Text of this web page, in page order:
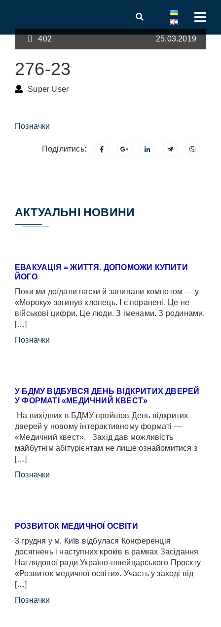
402 25.03.2019
276-23
Super User
Позначки
Поділитись:
АКТУАЛЬНІ НОВИНИ
ЕВАКУАЦІЯ = ЖИТТЯ. ДОПОМОЖИ КУПИТИ
ЙОГО
Поки ми доїдали паски й запивали компотом — у
«Мороку» загинув хлопець. І є поранені. Це не
військові цифри. Це люди. З іменами. З родинами,
[…]
Позначки
У БДМУ ВІДБУВСЯ ДЕНЬ ВІДКРИТИХ ДВЕРЕЙ
У ФОРМАТІ «МЕДИЧНИЙ КВЕСТ»
На вихідних в БДМУ пройшов День відкритих
дверей у новому інтерактивному форматі —
«Медичний квест». Захід дав можливість
майбутнім абітурієнтам не лише ознайомитися з
[…]
Позначки
РОЗВИТОК МЕДИЧНОЇ ОСВІТИ
3 грудня у м. Київ відбулася Конференція
досягнень і наступних кроків в рамках Засідання
Наглядової ради Україно-швейцарського Проєкту
«Розвиток медичної освіти». Участь у заході від
[…]
Позначки